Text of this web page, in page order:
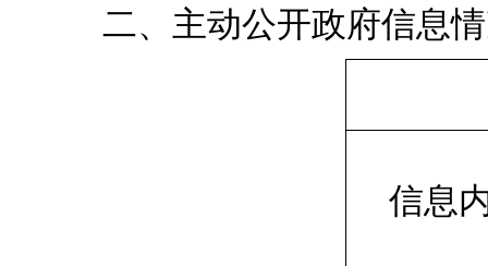
二、主动公开政府信息
信息